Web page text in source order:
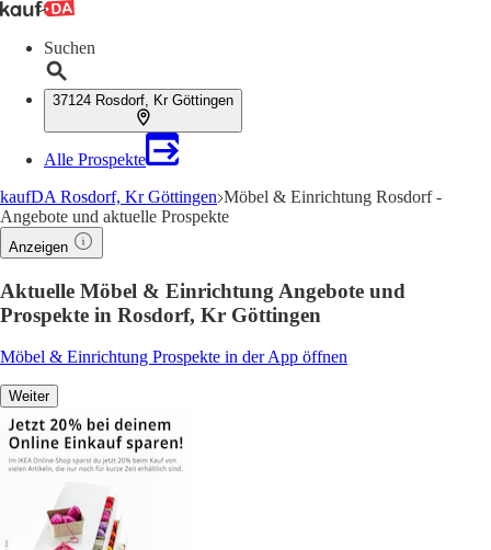
Suchen
37124 Rosdorf, Kr Göttingen
Alle Prospekte
kaufDA Rosdorf, Kr Göttingen Möbel & Einrichtung Rosdorf -
Angebote und aktuelle Prospekte
Anzeigen
Aktuelle Möbel & Einrichtung Angebote und
Prospekte in Rosdorf, Kr Göttingen
Möbel & Einrichtung Prospekte in der App öffnen
Weiter